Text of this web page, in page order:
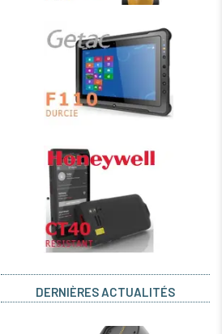
DERNIÈRES ACTUALITÉS